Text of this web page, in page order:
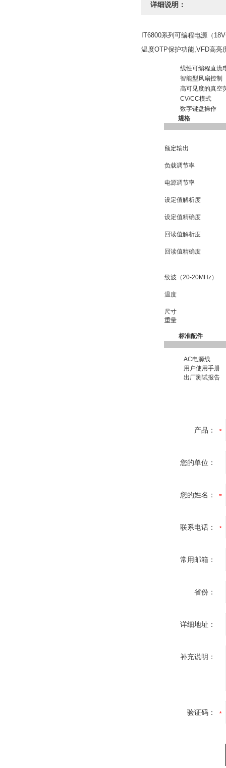
详细说明：
IT6800系列可编程电源（
温度OTP保护功能,VFD高亮
线性可编程直流
智能型风扇控制
高可见度的真空
CV/CC模式
数字键盘操作
规格
额定输出
负载调节率
电源调节率
设定值解析度
设定值精确度
回读值解析度
回读值精确度
纹波（20-20MHz）
温度
尺寸
重量
标准配件
AC电源线
用户使用手册
出厂测试报告
产品：
您的单位：
您的姓名：
联系电话：
常用邮箱：
省份：
详细地址：
补充说明：
验证码：